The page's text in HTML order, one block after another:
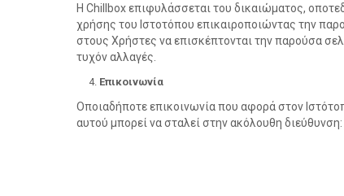
Η Chillbox επιφυλάσσεται του δικαιώματος,
χρήσης του Ιστοτόπου επικαιροποιώντας την
στους Χρήστες να επισκέπτονται την παρούσα
τυχόν αλλαγές.
Επικοινωνία
Οποιαδήποτε επικοινωνία που αφορά στον
αυτού μπορεί να σταλεί στην ακόλουθη